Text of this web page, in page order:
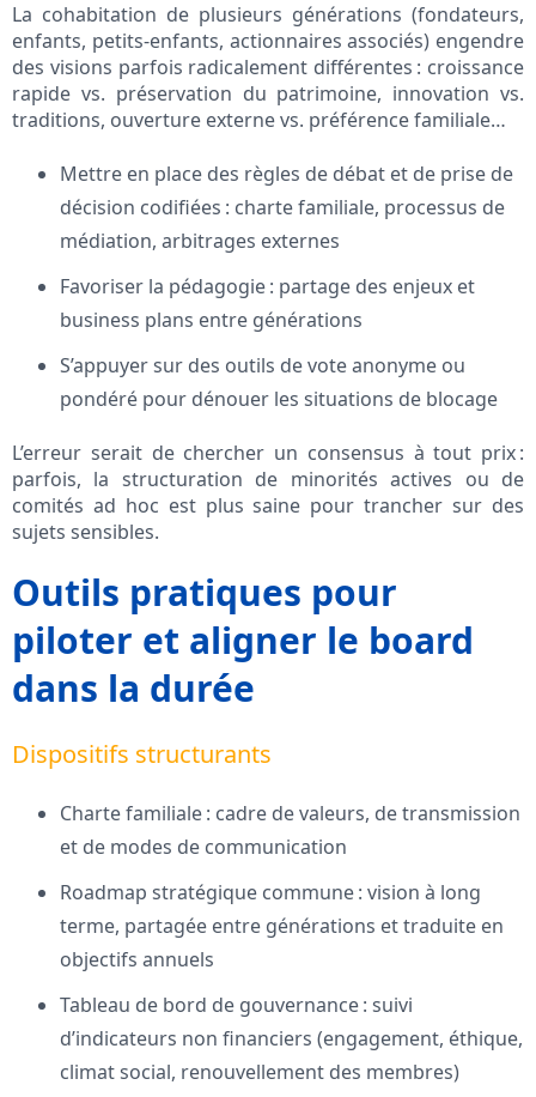
La cohabitation de plusieurs générations (fondateurs,
enfants, petits-enfants, actionnaires associés) engendre
des visions parfois radicalement différentes : croissance
rapide vs. préservation du patrimoine, innovation vs.
traditions, ouverture externe vs. préférence familiale…
Mettre en place des règles de débat et de prise de
décision codifiées : charte familiale, processus de
médiation, arbitrages externes
Favoriser la pédagogie : partage des enjeux et
business plans entre générations
S’appuyer sur des outils de vote anonyme ou
pondéré pour dénouer les situations de blocage
L’erreur serait de chercher un consensus à tout prix :
parfois, la structuration de minorités actives ou de
comités ad hoc est plus saine pour trancher sur des
sujets sensibles.
Outils pratiques pour
piloter et aligner le board
dans la durée
Dispositifs structurants
Charte familiale : cadre de valeurs, de transmission
et de modes de communication
Roadmap stratégique commune : vision à long
terme, partagée entre générations et traduite en
objectifs annuels
Tableau de bord de gouvernance : suivi
d’indicateurs non financiers (engagement, éthique,
climat social, renouvellement des membres)